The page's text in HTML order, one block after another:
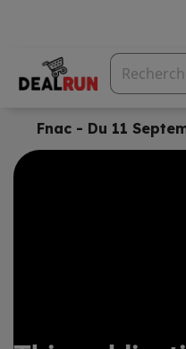
Fnac - Du 11